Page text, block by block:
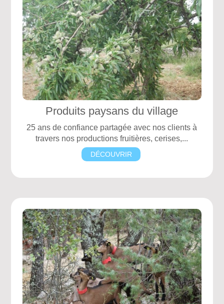
Produits paysans du village
25 ans de confiance partagée avec nos clients à
travers nos productions fruitières, cerises,...
DÉCOUVRIR